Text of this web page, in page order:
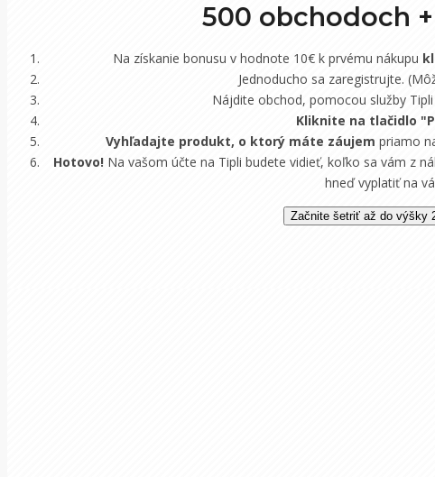
500 obchodoch
Na získanie bonusu v hodnote 10€ k prvému nákupu
Jednoducho sa zaregistrujte.
Nájdite obchod, pomocou služby
Kliknite na tlačidlo
Vyhľadajte produkt, o ktorý máte záujem priamo
Hotovo! Na vašom účte na Tipli budete vidieť, koľko sa vám z
hneď vyplatiť na
Začnite šetriť až do výšky